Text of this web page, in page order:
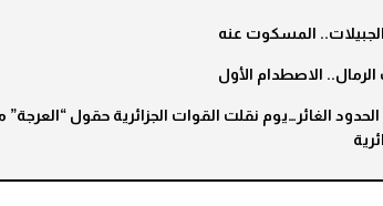
الجبيلات.. المسكوت عنه
الاصطدام الأول
الغائر…يوم نقلت القوات الجزائرية حقول